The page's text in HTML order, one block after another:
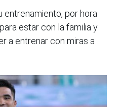
entrenamiento, por hora
estar con la familia y
a entrenar con miras a